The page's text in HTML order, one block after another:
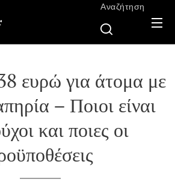
Αναζήτηση
ευρώ για άτομα με
– Ποιοι είναι
και ποιες οι